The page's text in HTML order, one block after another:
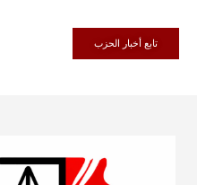
تابع أخبار الحزب